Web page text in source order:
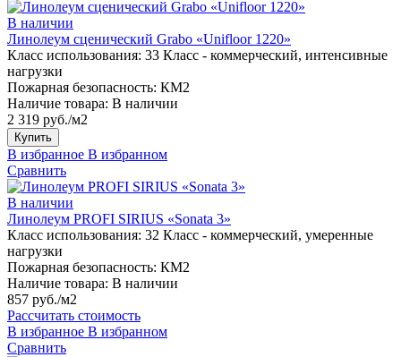
В наличии
Линолеум сценический Grabo «Unifloor 1220»
Класс использования: 33 Класс - коммерческий, интенсивные
нагрузки
Пожарная безопасность: КМ2
Наличие товара: В наличии
2 319 руб./м2
Купить
В избранное В избранном
Сравнить
В наличии
Линолеум PROFI SIRIUS «Sonata 3»
Класс использования: 32 Класс - коммерческий, умеренные
нагрузки
Пожарная безопасность: КМ2
Наличие товара: В наличии
857 руб./м2
Рассчитать стоимость
В избранное В избранном
Сравнить